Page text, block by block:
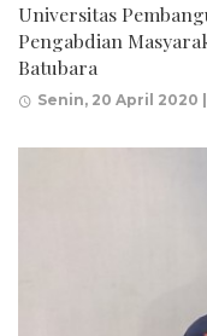
Universitas
Pengabdian
Batubara
Senin, 20 April 2020 |